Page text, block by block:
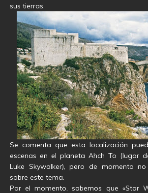
sus tierras.
Se comenta que esta localización
escenas en el planeta Ahch To (lugar
Luke Skywalker), pero de momento
sobre este tema.
Por el momento, sabemos que «Star